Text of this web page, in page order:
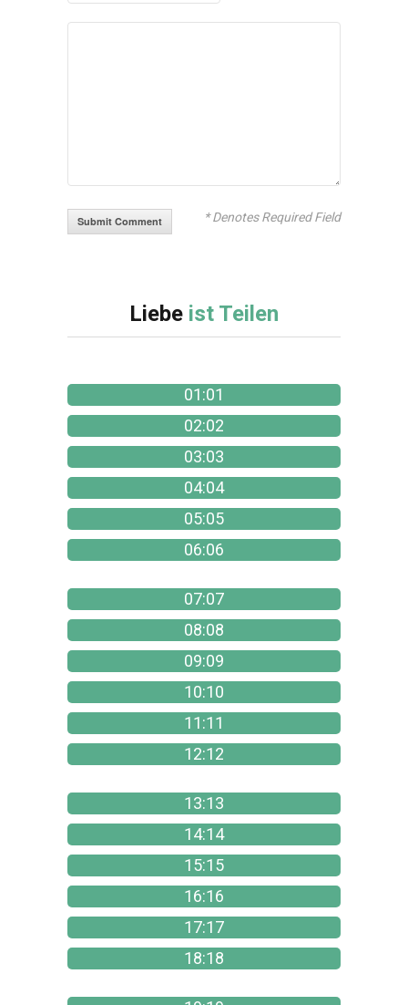
* Denotes Required Field
Liebe ist Teilen
01:01
02:02
03:03
04:04
05:05
06:06
07:07
08:08
09:09
10:10
11:11
12:12
13:13
14:14
15:15
16:16
17:17
18:18